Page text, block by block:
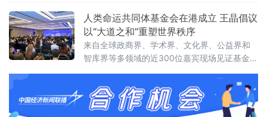
庭家教家风建设”列为重点议题之一，明确推动
院家共建，以家风促廉风，共筑廉洁防线。会
议对当前全省法院党风廉政建设面临的形势进
行了分析，指出要清醒认识严峻挑战，发扬自
我革命精神，聚焦“五个过硬”，教育引导干警砺
初心、铸法魂、明法纪、固底线，着力
人类命运共同体基金会在港成立 王晶倡议
以“大道之和”重塑世界秩序
来自全球政商界、学术界、文化界、公益界和
智库界等多领域的近300位嘉宾现场见证基金会
王晶以《开启新轴心时代》为题发表主旨演
讲，她指出，人类社会历经数千年演进，科技
生产力与物质财富实现跨越式增长，但和平、